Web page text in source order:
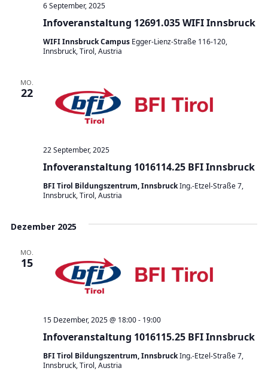
Infoveranstaltung 12691.035 WIFI Innsbruck
6 September, 2025
WIFI Innsbruck Campus Egger-Lienz-Straße 116-120,
Innsbruck, Tirol, Austria
MO.
22
Infoveranstaltung 1016114.25 BFI Innsbruck
22 September, 2025
BFI Tirol Bildungszentrum, InnsbruckIng.-Etzel-Straße 7,
Innsbruck, Tirol, Austria
Dezember 2025
MO.
15
Infoveranstaltung 1016115.25 BFI Innsbruck
15 Dezember, 2025 @ 18:00- 19:00
BFI Tirol Bildungszentrum, InnsbruckIng.-Etzel-Straße 7,
Innsbruck, Tirol, Austria